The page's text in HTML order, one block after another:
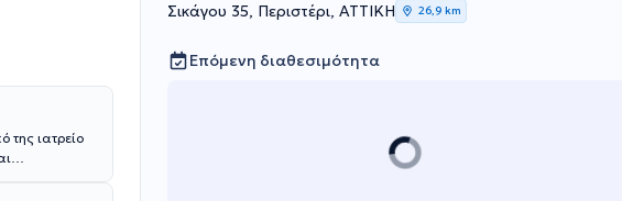
της ιατρείο
Σικάγου 35, Περιστέρι, ΑΤΤΙΚΗ 26,9 km
Επόμενη διαθεσιμότητα